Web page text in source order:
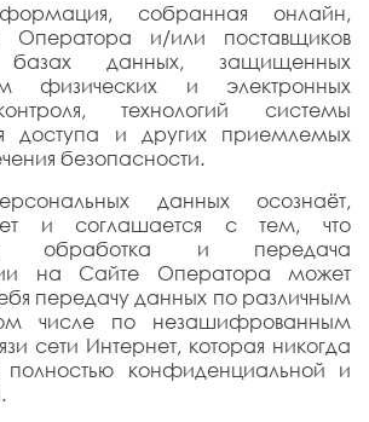
собранная онлайн,
Оператора и/или поставщиков
данных, защищенных
физических и электронных
технологий системы
доступа и других приемлемых
безопасности.
данных осознаёт,
и соглашается с тем, что
обработка и передача
на Сайте Оператора может
передачу данных по различным
числе по незашифрованным
сети Интернет, которая никогда
полностью конфиденциальной и